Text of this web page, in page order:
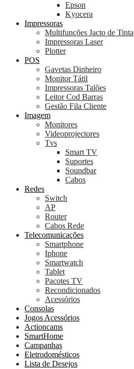
Epson
Kyocera
Impressoras
Multifunções Jacto de Tinta
Impressoras Laser
Plotter
POS
Gavetas Dinheiro
Monitor Tátil
Impressoras Talões
Leitor Cod Barras
Gestão Fila Cliente
Imagem
Monitores
Videoprojectores
Tvs
Smart TV
Suportes
Soundbar
Cabos
Redes
Switch
AP
Router
Cabos Rede
Telecomunicações
Smartphone
Iphone
Smartwatch
Tablet
Pacotes TV
Recondicionados
Acessórios
Consolas
Jogos Acessórios
Actioncams
SmartHome
Campanhas
Eletrodomésticos
Lista de Desejos